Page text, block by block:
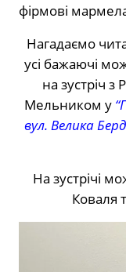
фірмові
Нагадаємо
усі бажаючі
на зустріч
Мельником у
вул. Велика
На зустрічі
Коваля